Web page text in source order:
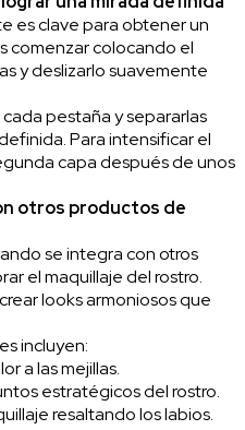
es clave para obtener un
comenzar colocando el
y deslizarlo suavemente
pestaña y separarlas
Para intensificar el
capa después de unos
otros productos de
se integra con otros
el maquillaje del rostro.
looks armoniosos que
incluyen:
a las mejillas.
estratégicos del rostro.
resaltando los labios.